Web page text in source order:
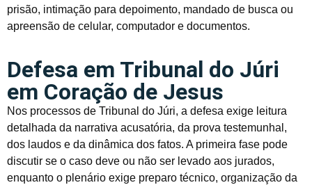
prisão, intimação para depoimento, mandado de busca ou
apreensão de celular, computador e documentos.
Defesa em Tribunal do Júri
em Coração de Jesus
Nos processos de Tribunal do Júri, a defesa exige leitura
detalhada da narrativa acusatória, da prova testemunhal,
dos laudos e da dinâmica dos fatos. A primeira fase pode
discutir se o caso deve ou não ser levado aos jurados,
enquanto o plenário exige preparo técnico, organização da